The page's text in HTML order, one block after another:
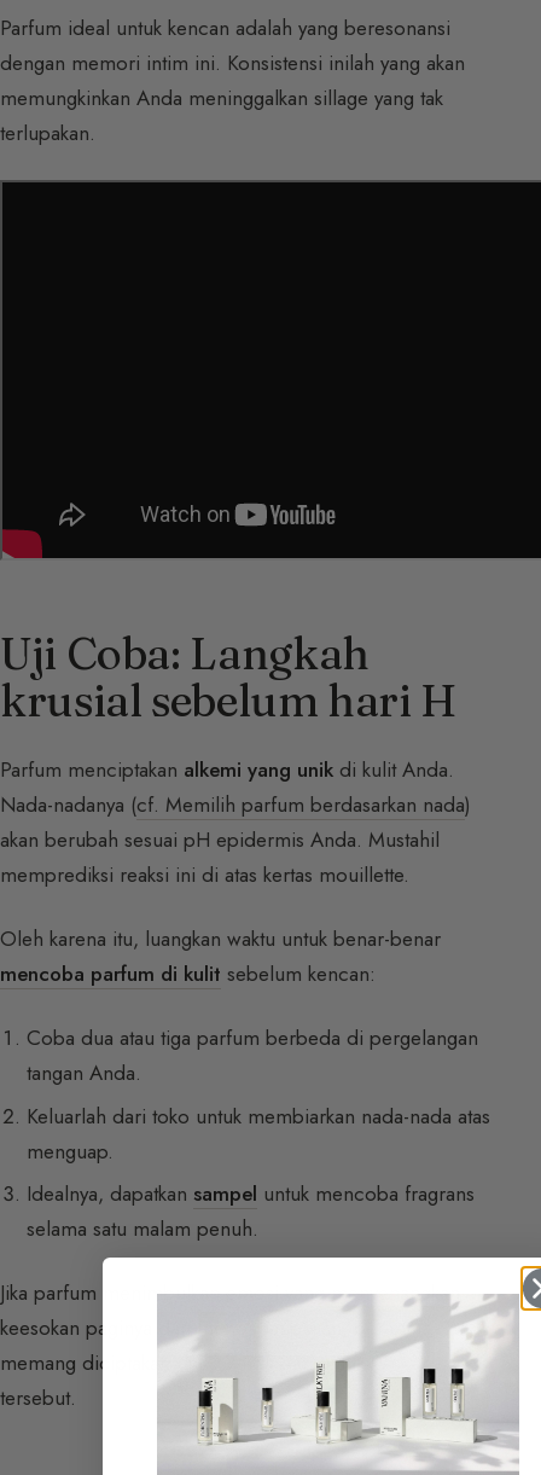
Parfum ideal untuk kencan adalah yang beresonansi
dengan memori intim ini. Konsistensi inilah yang akan
memungkinkan Anda meninggalkan sillage yang tak
terlupakan.
Uji Coba: Langkah
krusial sebelum hari H
Parfum menciptakan alkemi yang unik di kulit Anda.
Nada-nadanya (cf. Memilih parfum berdasarkan nada)
akan berubah sesuai pH epidermis Anda. Mustahil
memprediksi reaksi ini di atas kertas mouillette.
Oleh karena itu, luangkan waktu untuk benar-benar
mencoba parfum di kulit sebelum kencan:
Coba dua atau tiga parfum berbeda di pergelangan
tangan Anda.
Keluarlah dari toko untuk membiarkan nada-nada atas
menguap.
Idealnya, dapatkan sampel untuk mencoba fragrans
selama satu malam penuh.
Jika parfum menimbulkan emosi yang menyenangkan
keesokan paginya dan mendapat pujian, berarti ia
memang diciptakan untuk Anda dan untuk kencan
tersebut.